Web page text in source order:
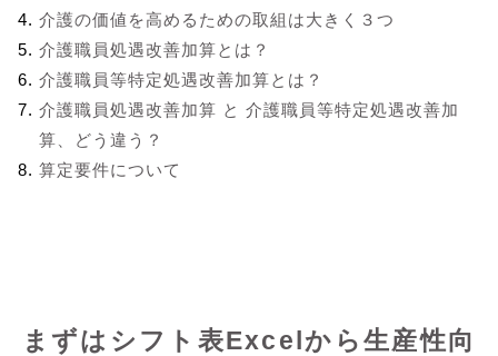
介護の価値を高めるための取組は大きく３つ
介護職員処遇改善加算とは？
介護職員等特定処遇改善加算とは？
介護職員処遇改善加算 と 介護職員等特定処遇改善加
算、どう違う？
算定要件について
まずはシフト表Excelから生産性向